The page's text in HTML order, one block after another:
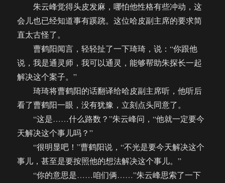
朱云峰觉得头皮发麻，哪怕他性格有些冲动，这
会儿也已经知道事有蹊跷。这位哈皮副主席的要求简
直太古怪了。
曹鹤阳闻言，轻轻扯了一下琦琦，说：“你跟他
说，我是通灵师，我可以通灵，能够帮助朱探长一起
解决这个案子。”
琦琦将曹鹤阳的话翻译给哈皮副主席听，他听后
看了曹鹤阳一眼，没有犹豫，立刻点头同意了。
“这是……什么路数？”朱云峰问，“他就一定要今
天解决这个事儿吗？”
“很明显吧！”曹鹤阳说，“不光是要今天解决这个
事儿，甚至是要按照他的想法解决这个事儿。”
“你的意思是……咱们俩……”朱云峰思索了一下